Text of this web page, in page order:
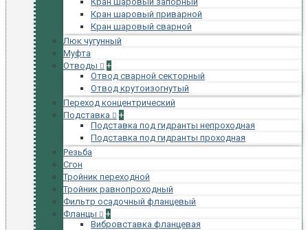
Кран шаровый приварной
Кран шаровый сварной
Люк чугунный
Муфта
Отводы
+
Отвод сварной секторный
Отвод крутоизогнутый
Переход концентрический
Подставка
+
Подставка под гидранты непроходная
Подставка под гидранты проходная
Резьба
Сгон
Тройник переходной
Тройник равнопроходный
Фильтр осадочный фланцевый
Фланцы
+
Вибровставка фланцевая